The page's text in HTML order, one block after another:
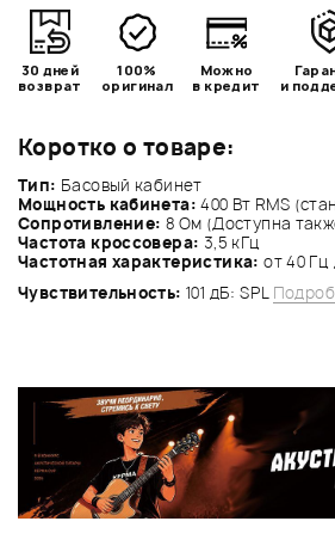
Коротко о товаре:
Тип: Басовый кабинет
Мощность кабинета:400 Вт RMS
Сопротивление: 8 Ом (Доступна
Частота кроссовера: 3,5 кГц
Частотная характеристика: от 40 Гц
Чувствительность:101 дБ: SPL
30 дней
возврат
100%
оригинал
Можно
в кредит
и